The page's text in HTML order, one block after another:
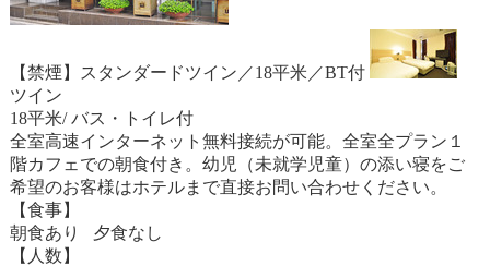
【禁煙】スタンダードツイン／18平米／BT付
ツイン
18平米/ バス・トイレ付
全室高速インターネット無料接続が可能。全室全プラン１
階カフェでの朝食付き。幼児（未就学児童）の添い寝をご
希望のお客様はホテルまで直接お問い合わせください。
【食事】
朝食あり 夕食なし
【人数】